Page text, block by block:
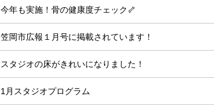
今年も実施！骨の健康度チェック🦴
笠岡市広報１月号に掲載されています！
スタジオの床がきれいになりました！
1月スタジオプログラム